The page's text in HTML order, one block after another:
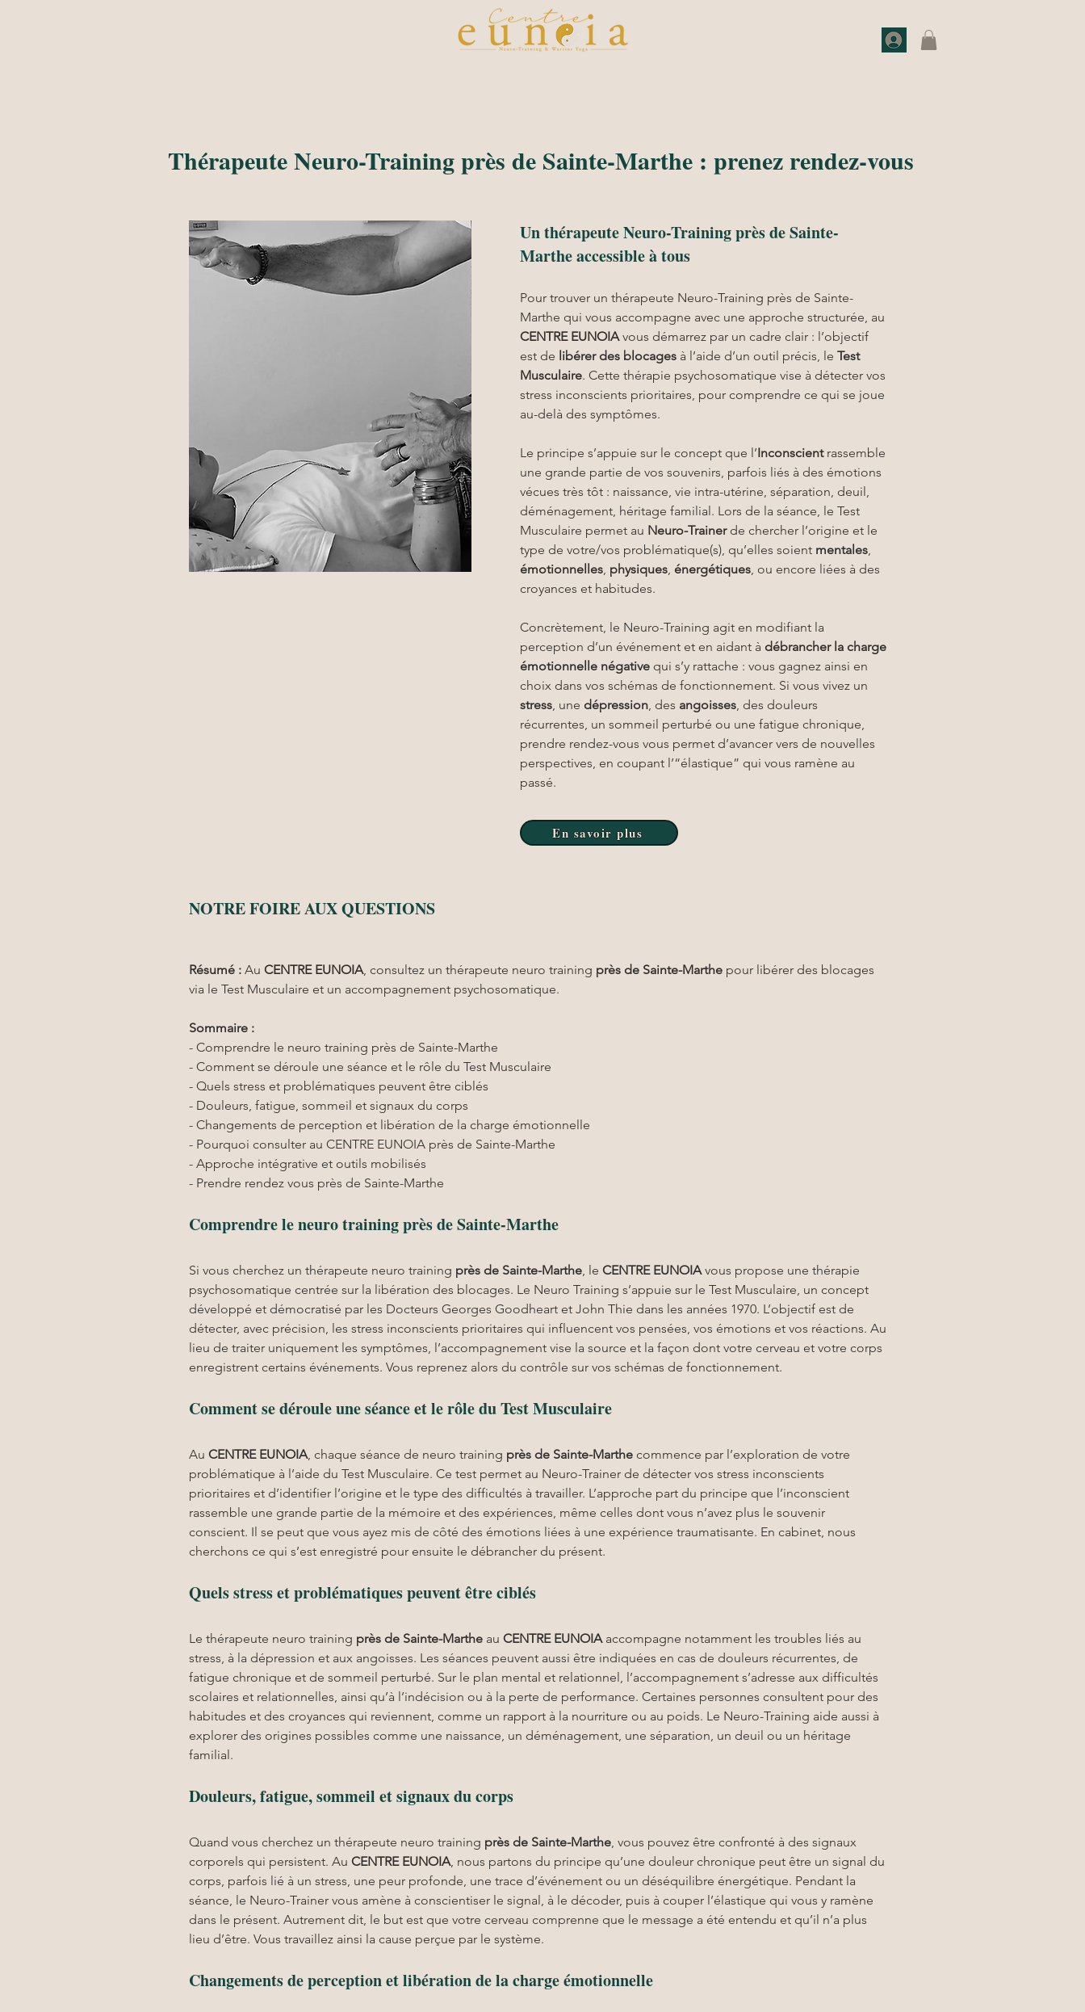
Thérapeute Neuro-Training près de Sainte-Marthe : prenez rendez-vous
Un thérapeute Neuro-Training près de Sainte-
Marthe accessible à tous
Pour trouver un thérapeute Neuro-Training près de Sainte-
Marthe qui vous accompagne avec une approche structurée, au
CENTRE EUNOIA vous démarrez par un cadre clair : l’objectif
est de libérer des blocages à l’aide d’un outil précis, le Test
Musculaire. Cette thérapie psychosomatique vise à détecter vos
stress inconscients prioritaires, pour comprendre ce qui se joue
au-delà des symptômes.
Le principe s’appuie sur le concept que l’Inconscient rassemble
une grande partie de vos souvenirs, parfois liés à des émotions
vécues très tôt : naissance, vie intra-utérine, séparation, deuil,
déménagement, héritage familial. Lors de la séance, le Test
Musculaire permet au Neuro-Trainer de chercher l’origine et le
type de votre/vos problématique(s), qu’elles soient mentales,
émotionnelles, physiques, énergétiques, ou encore liées à des
croyances et habitudes.
Concrètement, le Neuro-Training agit en modifiant la
perception d’un événement et en aidant à débrancher la charge
émotionnelle négative qui s’y rattache : vous gagnez ainsi en
choix dans vos schémas de fonctionnement. Si vous vivez un
stress, une dépression, des angoisses, des douleurs
récurrentes, un sommeil perturbé ou une fatigue chronique,
prendre rendez-vous vous permet d’avancer vers de nouvelles
perspectives, en coupant l’“élastique” qui vous ramène au
passé.
En savoir plus
NOTRE FOIRE AUX QUESTIONS
Résumé : Au CENTRE EUNOIA, consultez un thérapeute neuro training près de Sainte-Marthe pour libérer des blocages
via le Test Musculaire et un accompagnement psychosomatique.
Sommaire :
- Comprendre le neuro training près de Sainte-Marthe
- Comment se déroule une séance et le rôle du Test Musculaire
- Quels stress et problématiques peuvent être ciblés
- Douleurs, fatigue, sommeil et signaux du corps
- Changements de perception et libération de la charge émotionnelle
- Pourquoi consulter au CENTRE EUNOIA près de Sainte-Marthe
- Approche intégrative et outils mobilisés
- Prendre rendez vous près de Sainte-Marthe
Comprendre le neuro training près de Sainte-Marthe
Si vous cherchez un thérapeute neuro training près de Sainte-Marthe, le CENTRE EUNOIA vous propose une thérapie
psychosomatique centrée sur la libération des blocages. Le Neuro Training s’appuie sur le Test Musculaire, un concept
développé et démocratisé par les Docteurs Georges Goodheart et John Thie dans les années 1970. L’objectif est de
détecter, avec précision, les stress inconscients prioritaires qui influencent vos pensées, vos émotions et vos réactions. Au
lieu de traiter uniquement les symptômes, l’accompagnement vise la source et la façon dont votre cerveau et votre corps
enregistrent certains événements. Vous reprenez alors du contrôle sur vos schémas de fonctionnement.
Comment se déroule une séance et le rôle du Test Musculaire
Au CENTRE EUNOIA, chaque séance de neuro training près de Sainte-Marthe commence par l’exploration de votre
problématique à l’aide du Test Musculaire. Ce test permet au Neuro-Trainer de détecter vos stress inconscients
prioritaires et d’identifier l’origine et le type des difficultés à travailler. L’approche part du principe que l’inconscient
rassemble une grande partie de la mémoire et des expériences, même celles dont vous n’avez plus le souvenir
conscient. Il se peut que vous ayez mis de côté des émotions liées à une expérience traumatisante. En cabinet, nous
cherchons ce qui s’est enregistré pour ensuite le débrancher du présent.
Quels stress et problématiques peuvent être ciblés
Le thérapeute neuro training près de Sainte-Marthe au CENTRE EUNOIA accompagne notamment les troubles liés au
stress, à la dépression et aux angoisses. Les séances peuvent aussi être indiquées en cas de douleurs récurrentes, de
fatigue chronique et de sommeil perturbé. Sur le plan mental et relationnel, l’accompagnement s’adresse aux difficultés
scolaires et relationnelles, ainsi qu’à l’indécision ou à la perte de performance. Certaines personnes consultent pour des
habitudes et des croyances qui reviennent, comme un rapport à la nourriture ou au poids. Le Neuro-Training aide aussi à
explorer des origines possibles comme une naissance, un déménagement, une séparation, un deuil ou un héritage
familial.
Douleurs, fatigue, sommeil et signaux du corps
Quand vous cherchez un thérapeute neuro training près de Sainte-Marthe, vous pouvez être confronté à des signaux
corporels qui persistent. Au CENTRE EUNOIA, nous partons du principe qu’une douleur chronique peut être un signal du
corps, parfois lié à un stress, une peur profonde, une trace d’événement ou un déséquilibre énergétique. Pendant la
séance, le Neuro-Trainer vous amène à conscientiser le signal, à le décoder, puis à couper l’élastique qui vous y ramène
dans le présent. Autrement dit, le but est que votre cerveau comprenne que le message a été entendu et qu’il n’a plus
lieu d’être. Vous travaillez ainsi la cause perçue par le système.
Changements de perception et libération de la charge émotionnelle